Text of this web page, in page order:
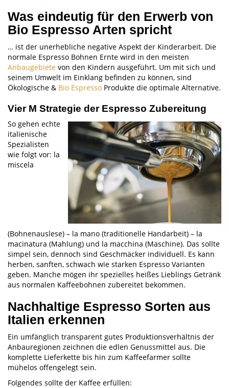
Was eindeutig für den Erwerb von
Bio Espresso Arten spricht
… ist der unerhebliche negative Aspekt der Kinderarbeit. Die
normale Espresso Bohnen Ernte wird in den meisten
Anbaugebiete von den Kindern ausgeführt. Um mit sich und
seinem Umwelt im Einklang befinden zu können, sind
Ökologische & Bio Espresso Produkte die optimale Alternative.
Vier M Strategie der Espresso Zubereitung
So gehen echte
italienische
Spezialisten
wie folgt vor: la
miscela
(Bohnenauslese) – la mano (traditionelle Handarbeit) – la
macinatura (Mahlung) und la macchina (Maschine). Das sollte
simpel sein, dennoch sind Geschmäcker individuell. Es kann
herben, sanften, schwach wie starken Espresso Varianten
geben. Manche mögen ihr spezielles heißes Lieblings Getränk
aus normalen Kaffeebohnen zubereitet bekommen.
Nachhaltige Espresso Sorten aus
Italien erkennen
Ein umfänglich transparent gutes Produktionsverhältnis der
Anbauregionen zeichnen die edlen Genussmittel aus. Die
komplette Lieferkette bis hin zum Kaffeefarmer sollte
mühelos offengelegt sein.
Folgendes sollte der Kaffee erfüllen: